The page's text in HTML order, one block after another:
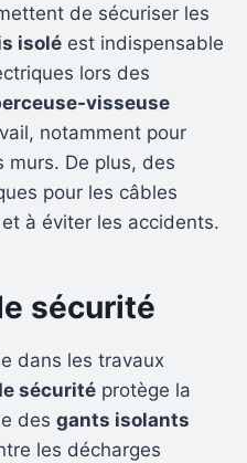
de sécuriser les
isoléest indispensable
lors des
visseuse
notamment pour
murs. De plus, des
pour les câbles
à éviter les accidents.
sécurité
dans les travaux
sécuritéprotège la
des gants isolants
les décharges